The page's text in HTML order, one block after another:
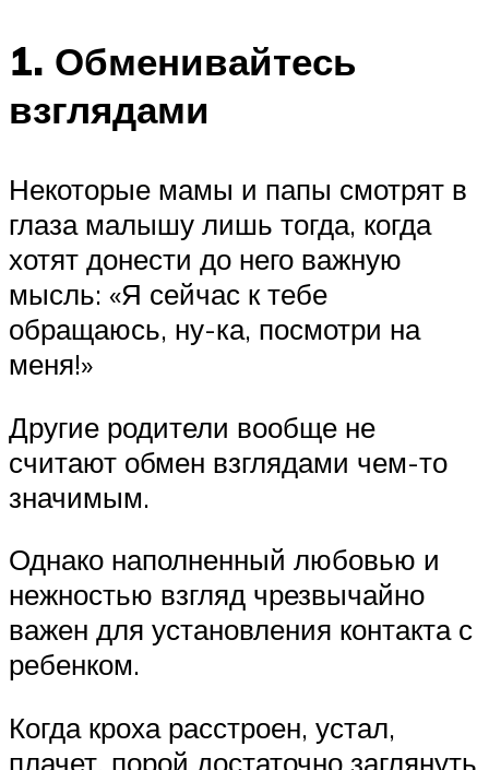
1. Обменивайтесь
взглядами
Некоторые мамы и папы смотрят в
глаза малышу лишь тогда, когда
хотят донести до него важную
мысль: «Я сейчас к тебе
обращаюсь, ну-ка, посмотри на
меня!»
Другие родители вообще не
считают обмен взглядами чем-то
значимым.
Однако наполненный любовью и
нежностью взгляд чрезвычайно
важен для установления контакта с
ребенком.
Когда кроха расстроен, устал,
плачет, порой достаточно заглянуть